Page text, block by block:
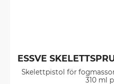
ESSVE
Skelettpistol för
310 ml